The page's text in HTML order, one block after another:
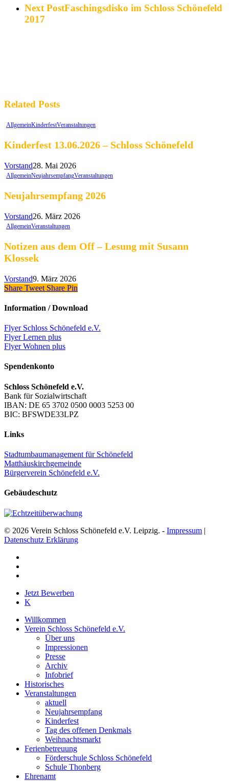
Next PostFaschingsdisko im Schloss Schönefeld
2017
Related Posts
AllgemeinKinderfestVeranstaltungen
Kinderfest 13.06.2026 – Schloss Schönefeld
Vorstand28. Mai 2026
AllgemeinNeujahrsempfangVeranstaltungen
Neujahrsempfang 2026
Vorstand26. März 2026
AllgemeinVeranstaltungen
Notizen aus dem Off – Lesung mit Susann
Klossek
Vorstand9. März 2026
Share Tweet Share Pin
Information / Download
Flyer Schloss Schönefeld e.V.
Flyer Lernen plus
Flyer Wohnen plus
Spendenkonto
Schloss Schönefeld e.V.
Bank für Sozialwirtschaft
IBAN: DE 65 3702 0500 0003 5253 00
BIC: BFSWDE33LPZ
Links
Stadtumbaumanagement für Schönefeld
Matthäuskirchgemeinde
Bürgerverein Schönefeld e.V.
Gebäudeschutz
© 2026 Verein Schloss Schönefeld e.V. Leipzig. - Impressum |
Datenschutz Erklärung
Close
Menu
Jetzt Bewerben
K
Willkommen
Verein Schloss Schönefeld e.V.
Über uns
Impressionen
Presse
Archiv
Infobrief
Historisches
Veranstaltungen
aktuell
Neujahrsempfang
Kinderfest
Tag des offenen Denkmals
Weihnachtsmarkt
Ferienbetreuung
Förderschule Schloss Schönefeld
Schule Thonberg
Ehrenamt